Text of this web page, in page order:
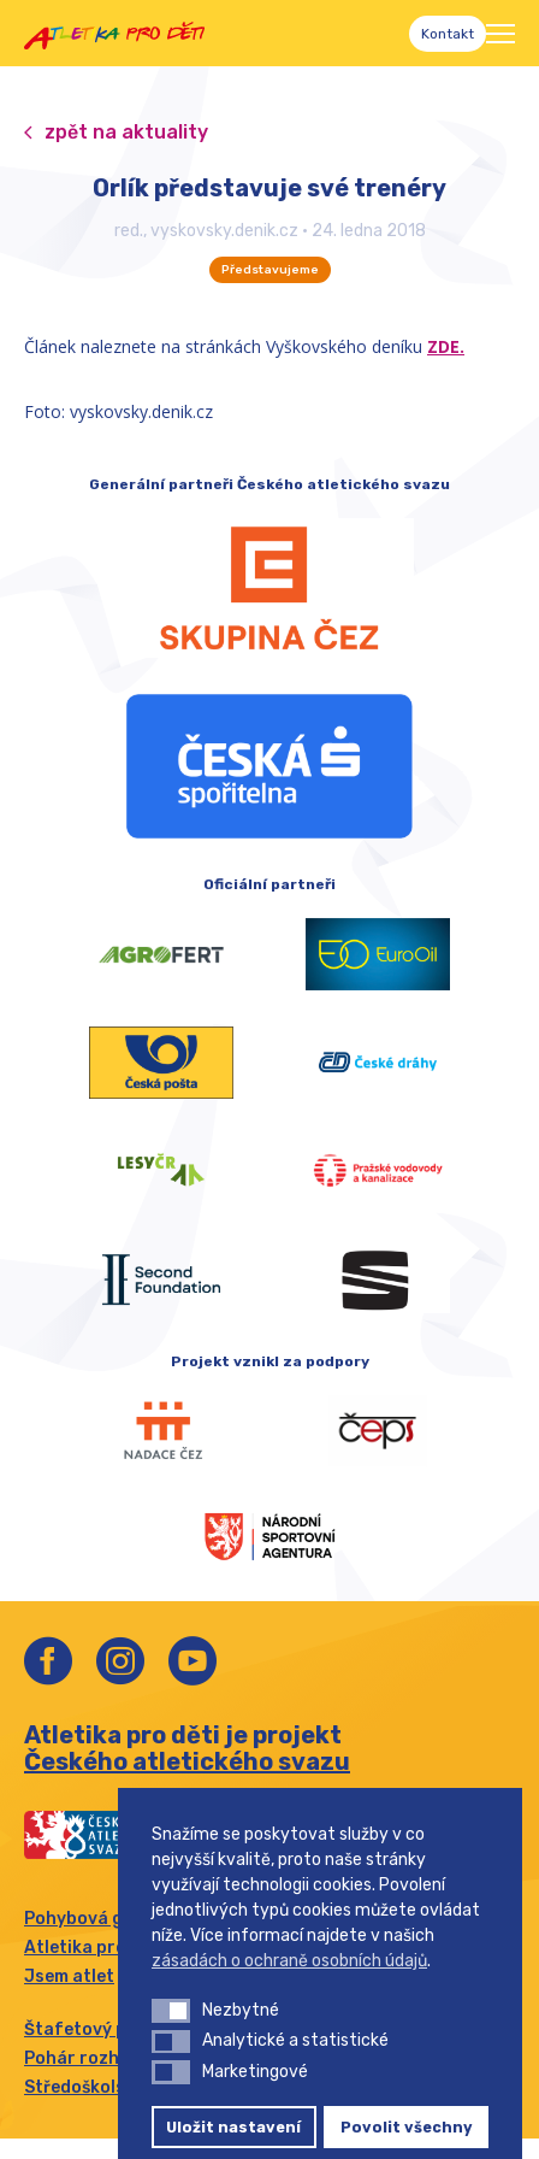
Kontakt
zpět na aktuality
Orlík představuje své trenéry
red., vyskovsky.denik.cz • 24. ledna 2018
Představujeme
Článek naleznete na stránkách Vyškovského deníku ZDE.
Foto: vyskovsky.denik.cz
Generální partneři Českého atletického svazu
Oficiální partneři
Projekt vznikl za podpory
Atletika pro děti je projekt
Českého atletického svazu
Pohybová gramotnost
Atletika pro rodinu
Jsem atlet
Štafetový pohár
Pohár rozhlasu
Středoškolský pohár
Snažíme se poskytovat služby v co
nejvyšší kvalitě, proto naše stránky
využívají technologii cookies. Povolení
jednotlivých typů cookies můžete ovládat
níže. Více informací najdete v našich
zásadách o ochraně osobních údajů.
NezbytnéNezbytné
Analytické a statistické
Analytické a statistické
MarketingovéMarketingové
Uložit nastavení Povolit všechny